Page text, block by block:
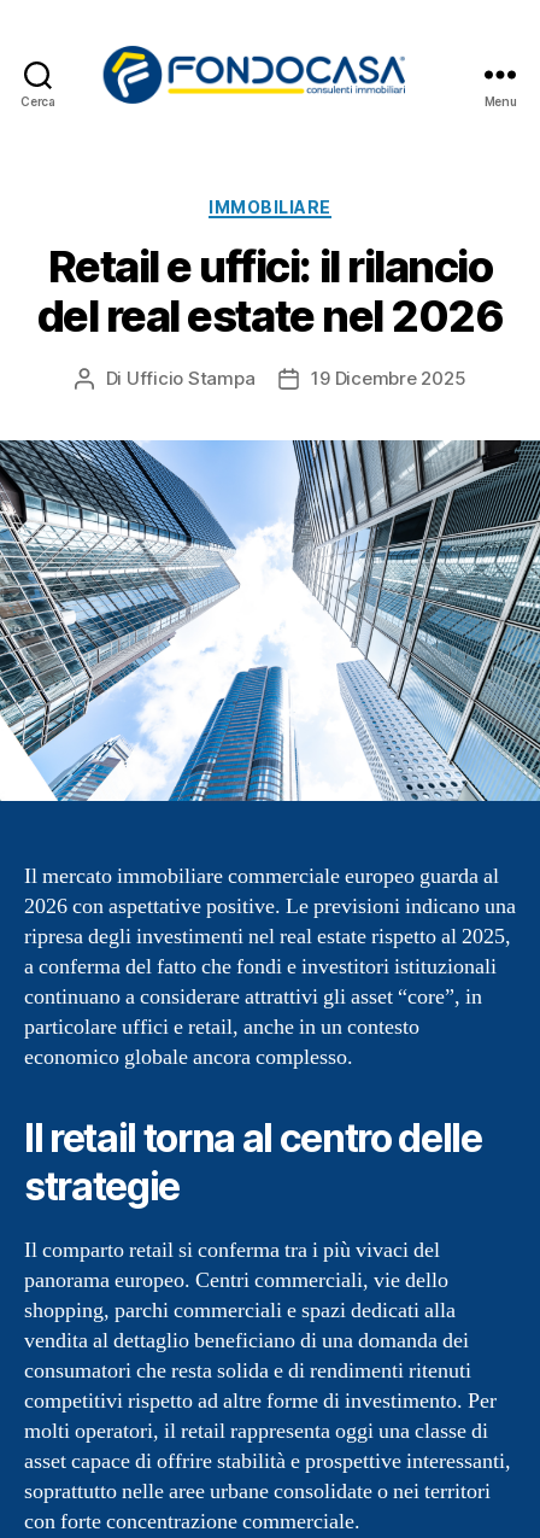
Cerca Menu
Categorie
IMMOBILIARE
Retail e uffici: il rilancio
del real estate nel 2026
Autore
Di Ufficio Stampa
Data19 Dicembre 2025
Il mercato immobiliare commerciale europeo guarda al
2026 con aspettative positive. Le previsioni indicano una
ripresa degli investimenti nel real estate rispetto al 2025,
a conferma del fatto che fondi e investitori istituzionali
continuano a considerare attrattivi gli asset “core”, in
particolare uffici e retail, anche in un contesto
economico globale ancora complesso.
Il retail torna al centro delle
strategie
Il comparto retail si conferma tra i più vivaci del
panorama europeo. Centri commerciali, vie dello
shopping, parchi commerciali e spazi dedicati alla
vendita al dettaglio beneficiano di una domanda dei
consumatori che resta solida e di rendimenti ritenuti
competitivi rispetto ad altre forme di investimento. Per
molti operatori, il retail rappresenta oggi una classe di
asset capace di offrire stabilità e prospettive interessanti,
soprattutto nelle aree urbane consolidate o nei territori
con forte concentrazione commerciale.